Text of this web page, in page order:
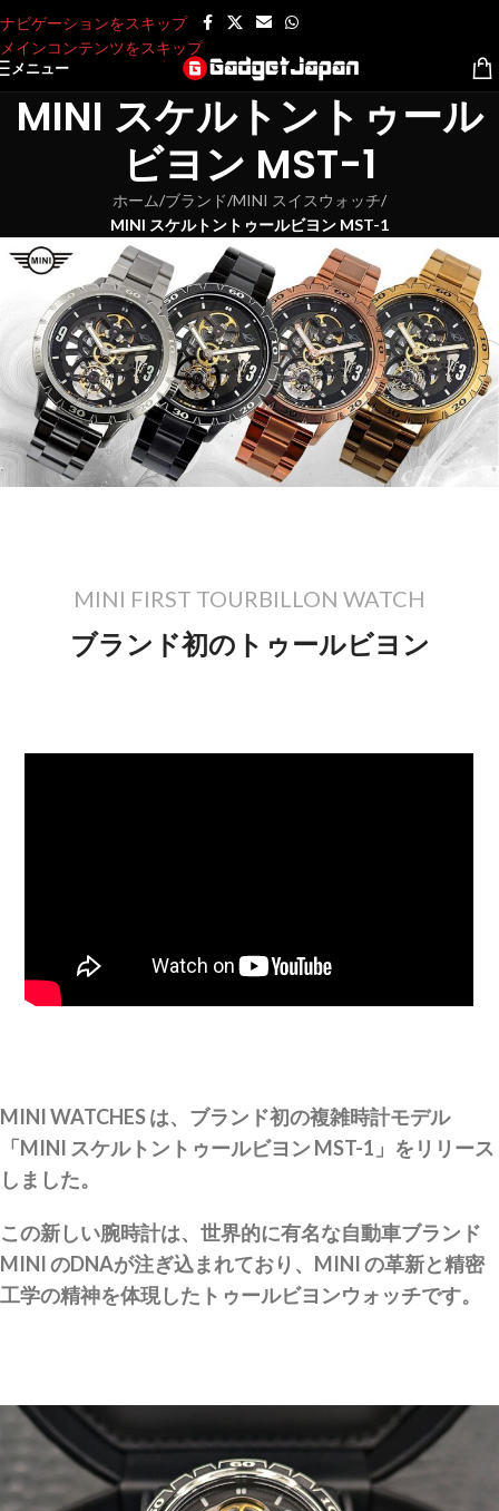
ナビゲーションをスキップ
メインコンテンツをスキップ
メニュー
MINI スケルトントゥール
ビヨン MST-1
ホーム/ブランド/MINI スイスウォッチ/
MINI スケルトントゥールビヨン MST-1
MINI FIRST TOURBILLON WATCH
ブランド初のトゥールビヨン
MINI WATCHES は、ブランド初の複雑時計モデル
「MINI スケルトントゥールビヨン MST-1」をリリース
しました。
この新しい腕時計は、世界的に有名な自動車ブランド
MINI のDNAが注ぎ込まれており、MINI の革新と精密
工学の精神を体現したトゥールビヨンウォッチです。